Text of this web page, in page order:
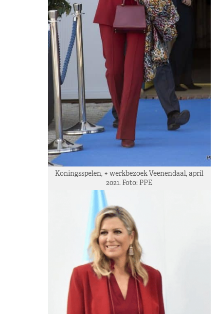
Koningsspelen, + werkbezoek Veenendaal, april
2021. Foto: PPE